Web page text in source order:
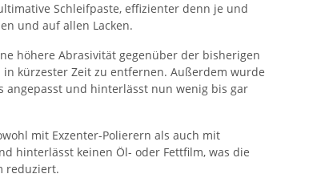
Schleifpaste, effizienter denn je und
und auf allen Lacken.
höhere Abrasivität gegenüber der bisherigen
in kürzester Zeit zu entfernen. Außerdem wurde
angepasst und hinterlässt nun wenig bis gar
mit Exzenter-Polierern als auch mit
hinterlässt keinen Öl- oder Fettfilm, was die
reduziert.